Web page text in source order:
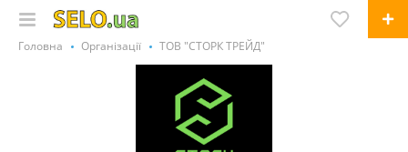
Головна Організації ТОВ "СТОРК ТРЕЙД"